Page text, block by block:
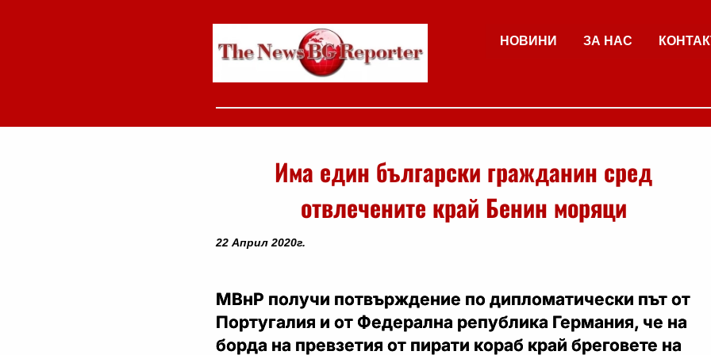
НОВИНИ ЗА НАС
Има един български гражданин сред
отвлечените край Бенин моряци
22 Април 2020г.
МВнР получи потвърждение по дипломатически път от
Португалия и от Федерална република Германия, че на
борда на превзетия от пирати кораб край бреговете на